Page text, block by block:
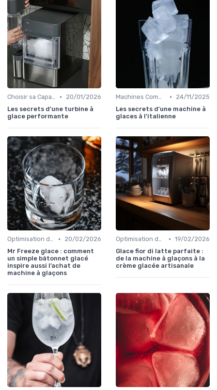
Choisir sa Capacité •
20/01/2026
Les secrets d'une turbine à
glace performante
Machines Commerciales •
24/11/2025
Les secrets d'une machine à
glaces à l'italienne
Optimisation de Production •
20/02/2026
Mr Freeze glace : comment
un simple bâtonnet glacé
inspire aussi l’achat de
machine à glaçons
Optimisation de Production • 19/02/2026
Glace fior di latte parfaite :
de la machine à glaçons à la
crème glacée artisanale